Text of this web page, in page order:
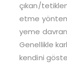
çıkan/
etme
yeme
Genellikle
kendini